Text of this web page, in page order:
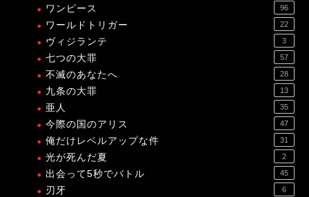
ワンピース 96
ワールドトリガー 22
ヴィジランテ 3
七つの大罪 57
不滅のあなたへ 28
九条の大罪 13
亜人 35
今際の国のアリス 47
俺だけレベルアップな件 31
光が死んだ夏 2
出会って5秒でバトル 45
刃牙 6